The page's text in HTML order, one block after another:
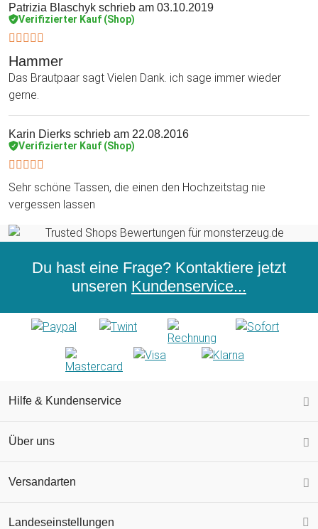
Patrizia Blaschyk schrieb am 03.10.2019
Verifizierter Kauf (Shop)
Hammer
Das Brautpaar sagt Vielen Dank. ich sage immer wieder
gerne.
Karin Dierks schrieb am 22.08.2016
Verifizierter Kauf (Shop)
Sehr schöne Tassen, die einen den Hochzeitstag nie
vergessen lassen
Du hast eine Frage? Kontaktiere jetzt
unseren Kundenservice...
Hilfe & Kundenservice
Über uns
Versandarten
Landeseinstellungen